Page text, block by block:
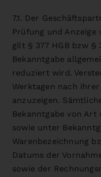
7.1. Der
Prüfung und
gilt § 377 HGB bzw §
Bekanntgabe
reduziert wird.
Werktagen nach
anzuzeigen.
Bekanntgabe von Art
sowie unter
Warenbezeichnung
Datums der
sowie der